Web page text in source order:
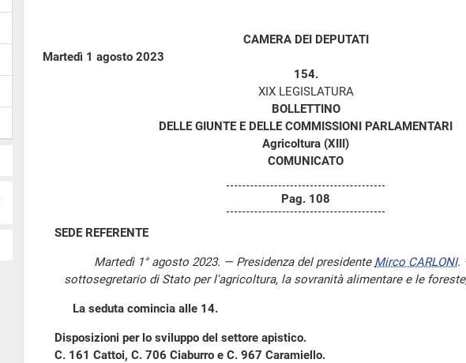
CAMERA DEI DEPUTATI
Martedì 1 agosto 2023
154.
XIX LEGISLATURA
BOLLETTINO
DELLE GIUNTE E DELLE COMMISSIONI PARLAMENTARI
Agricoltura (XIII)
COMUNICATO
Pag. 108
SEDE REFERENTE
Martedì 1° agosto 2023. — Presidenza del presidente Mirco CARLONI.
sottosegretario di Stato per l'agricoltura, la sovranità alimentare e le
La seduta comincia alle 14.
Disposizioni per lo sviluppo del settore apistico.
C. 161 Cattoi, C. 706 Ciaburro e C. 967 Caramiello.